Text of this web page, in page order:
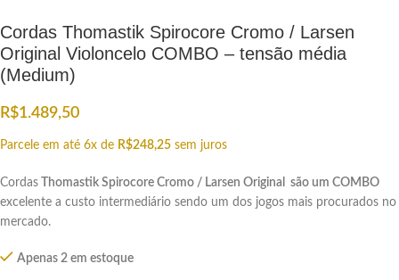
Cordas Thomastik Spirocore Cromo / Larsen
Original Violoncelo COMBO – tensão média
(Medium)
R$1.489,50
Parcele em até 6x de R$248,25 sem juros
Cordas Thomastik Spirocore Cromo / Larsen Original são um COMBO
excelente a custo intermediário sendo um dos jogos mais procurados no
mercado.
Apenas 2 em estoque